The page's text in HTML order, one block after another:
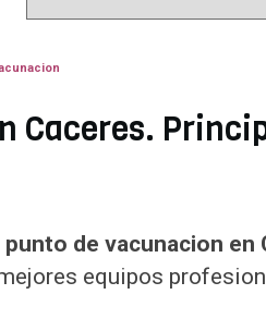
Caceres.
de vacunacion en
equipos